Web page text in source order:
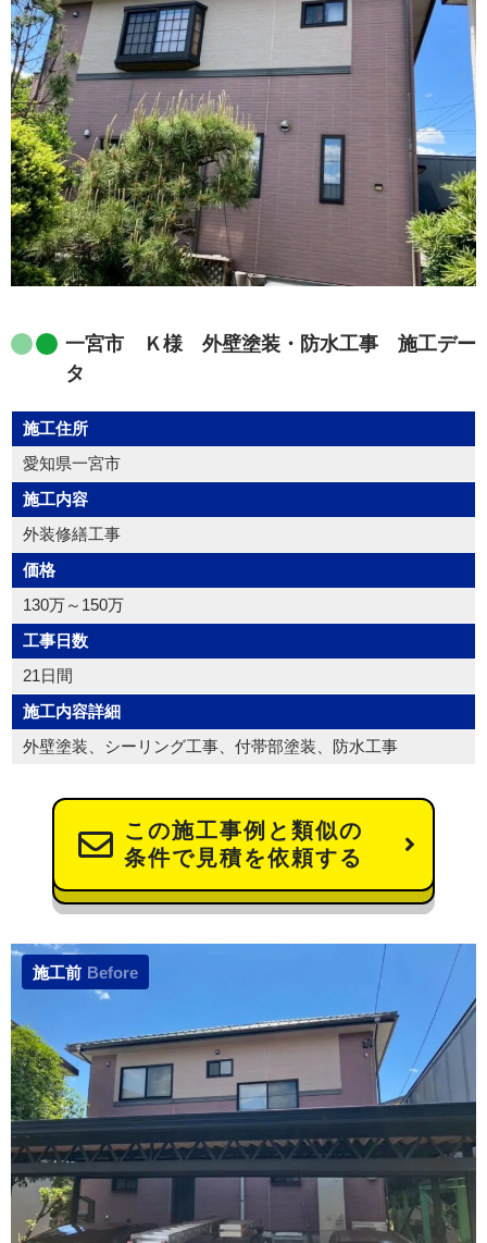
一宮市 Ｋ様 外壁塗装・防水工事 施工デー
タ
施工住所
愛知県一宮市
施工内容
外装修繕工事
価格
130万～150万
工事日数
21日間
施工内容詳細
外壁塗装、シーリング工事、付帯部塗装、防水工事
この施工事例と類似の
条件で見積を依頼する
施工前 Before